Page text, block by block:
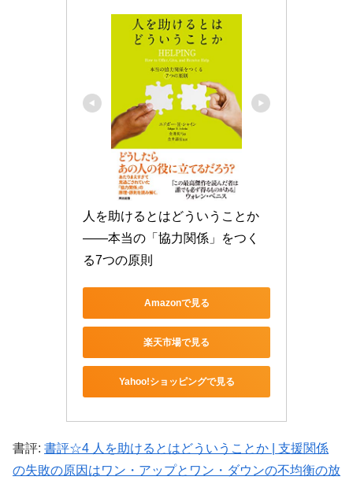
人を助けるとはどういうことか
――本当の「協力関係」をつく
る7つの原則
Amazonで見る
楽天市場で見る
Yahoo!ショッピングで見る
書評: 書評☆4 人を助けるとはどういうことか | 支援関係
の失敗の原因はワン・アップとワン・ダウンの不均衡の放